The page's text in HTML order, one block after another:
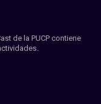
de la PUCP contiene